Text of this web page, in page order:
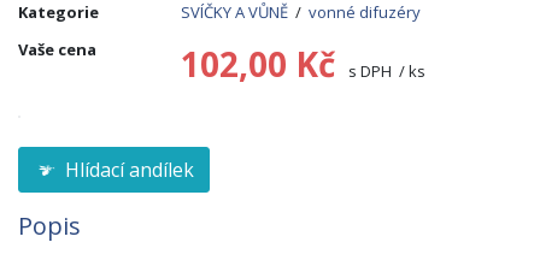
Kategorie
SVÍČKY A VŮNĚ / vonné difuzéry
Vaše cena
102,00 Kč s DPH / ks
Hlídací andílek
Popis